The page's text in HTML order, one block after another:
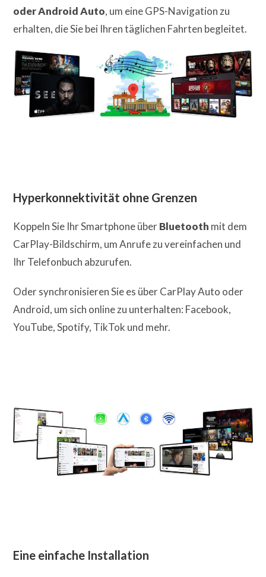
oder Android Auto, um eine GPS-Navigation zu
erhalten, die Sie bei Ihren täglichen Fahrten begleitet.
Hyperkonnektivität ohne Grenzen
Koppeln Sie Ihr Smartphone überBluetooth mit dem
CarPlay-Bildschirm, um Anrufe zu vereinfachen und
Ihr Telefonbuch abzurufen.
Oder synchronisieren Sie es über CarPlay Auto oder
Android, um sich online zu unterhalten: Facebook,
YouTube, Spotify, TikTok und mehr.
Eine einfache Installation